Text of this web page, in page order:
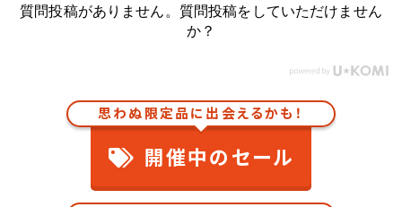
質問投稿がありません。質問投稿をしていただけません
か？
思わぬ限定品に出会えるかも！
開催中のセール